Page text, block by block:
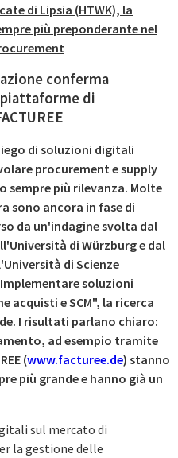
di Lipsia (HTWK), la
più preponderante nel
conferma
di
di soluzioni digitali
procurement e supply
sempre più rilevanza. Molte
sono ancora in fase di
da un'indagine svolta dal
di Würzburg e dal
di Scienze
soluzioni
acquisti e SCM", la ricerca
I risultati parlano chiaro:
ad esempio tramite
(www.facturee.de) stanno
più grande e hanno già un
sul mercato di
la gestione delle